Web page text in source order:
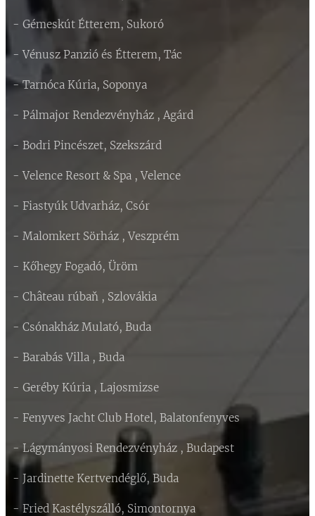
- Gémeskút Étterem, Sukoró
- Vénusz Panzió és Étterem, Tác
- Tarnóca Kúria, Soponya
- Pálmajor Rendezvényház , Agárd
- Bodri Pincészet, Szekszárd
- Velence Resort & Spa , Velence
- Fiastyúk Udvarház, Csór
- Malomkert Sörház , Veszprém
- Kőhegy Fogadó, Üröm
- Château rúbaň , Szlovákia
- Csónakház Mulató, Buda
- Barabás Villa , Buda
- Geréby Kúria , Lajosmizse
- Fenyves Jacht Club Hotel, Balatonfenyves
- Lágymányosi Rendezvényház , Budapest
- Jardinette Kertvendéglő, Buda
- Fried Kastélyszálló, Simontornya